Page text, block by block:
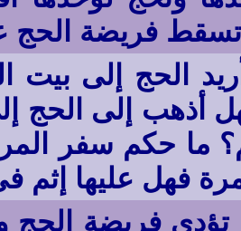
فريضة الحج
الحج إلى بيت
أذهب إلى الحج
حكم سفر
فهل عليها إثم
تؤدي فريضة